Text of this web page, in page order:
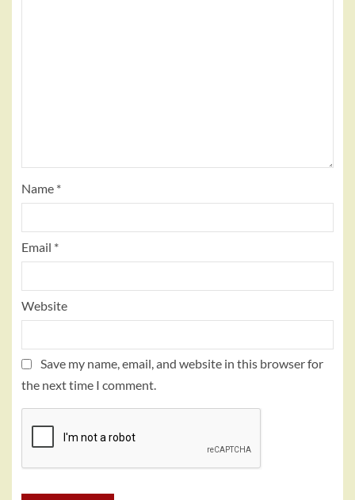
Name *
Email *
Website
Save my name, email, and website in this browser for
the next time I comment.